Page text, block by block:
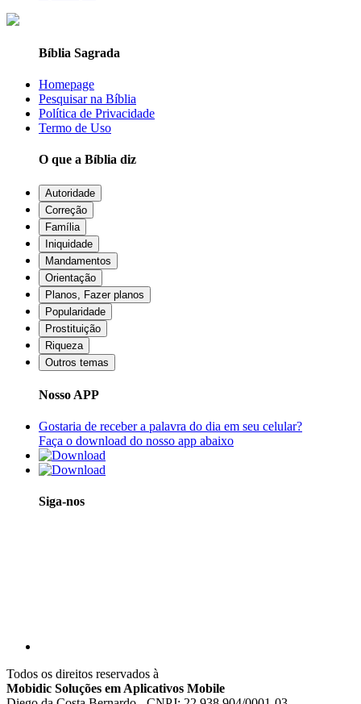
Bíblia Sagrada
Homepage
Pesquisar na Bíblia
Política de Privacidade
Termo de Uso
O que a Bíblia diz
Autoridade
Correção
Família
Iniquidade
Mandamentos
Orientação
Planos, Fazer planos
Popularidade
Prostituição
Riqueza
Outros temas
Nosso APP
Gostaria de receber a palavra do dia em seu celular?
Faça o download do nosso app abaixo
Siga-nos
Todos os direitos reservados à
Mobidic Soluções em Aplicativos Mobile